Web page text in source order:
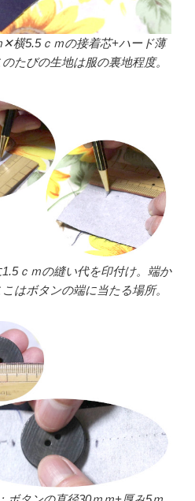
横5.5ｃｍの接着芯+ハード薄
たびの生地は服の裏地程度。
ｃｍの縫い代を印付け。端か
はボタンの端に当たる場所。